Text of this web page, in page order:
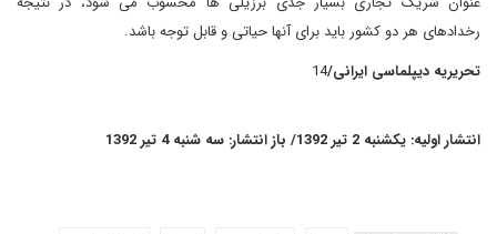
رخدادهای هر دو کشور باید برای آنها حیاتی و قابل توجه باشد.
تحریریه دیپلماسی ایرانی/14
انتشار اولیه: یکشنبه 2 تیر 1392/ باز انتشار: سه شنبه 4 تیر 1392